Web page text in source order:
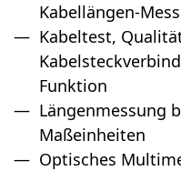
Kabellängen-
Kabeltest,
Funktion
Längenmessung
Maßeinheiten
Optisches